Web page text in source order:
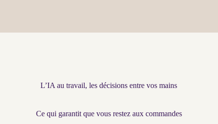
L’IA au travail, les décisions entre vos mains
Ce qui garantit que vous restez aux commandes